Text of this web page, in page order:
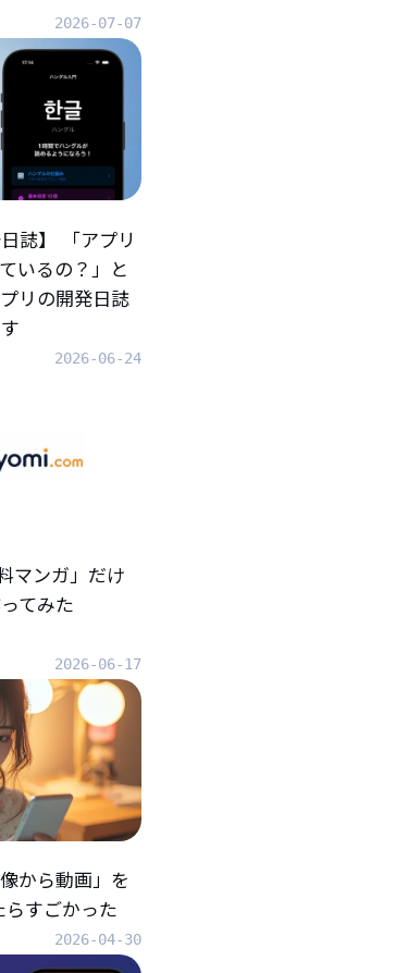
2026-07-07
誌】 「アプリ
いるの？」と
リの開発日誌
2026-06-24
マンガ」だけ
てみた
2026-06-17
から動画」を
らすごかった
2026-04-30